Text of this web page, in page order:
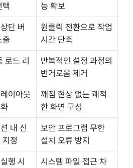
택
능 확보
단 버
출
원클릭 전환으로 작업
시간 단축
로드 리
반복적인 설정 과정의
번거로움 제거
이아웃
깨짐 현상 없는 쾌적
한 화면 구성
내 신
정
보안 프로그램 무한
설치 오류 방지
행 시
시스템 파일 접근 차